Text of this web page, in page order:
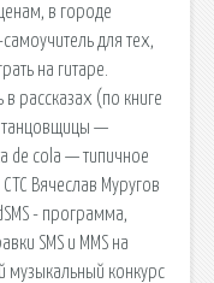
в городе
для тех,
на гитаре.
рассказах (по книге
танцовщицы —
de cola — типичное
Вячеслав Муругов
- программа,
SMS и MMS на
конкурс